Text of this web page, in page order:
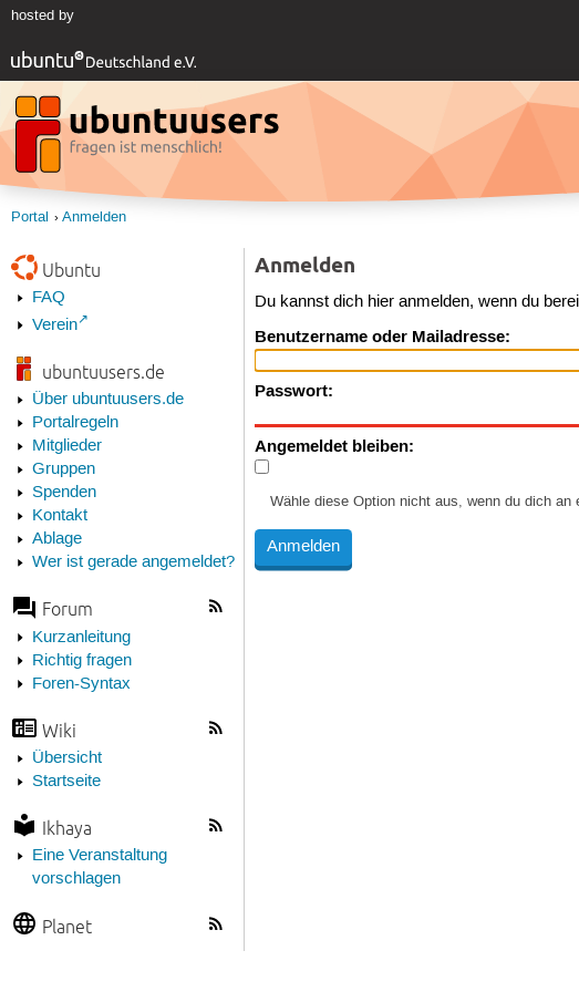
hosted by
Portal Anmelden
Ubuntu
FAQ
Verein
ubuntuusers.de
Über ubuntuusers.de
Portalregeln
Mitglieder
Gruppen
Spenden
Kontakt
Ablage
Wer ist gerade angemeldet?
Forum
Kurzanleitung
Richtig fragen
Foren-Syntax
Wiki
Übersicht
Startseite
Ikhaya
Eine Veranstaltung
vorschlagen
Planet
Anmelden
Du kannst dich hier anmelden, wenn du
Benutzername oder Mailadresse:
Passwort:
Angemeldet bleiben:
Wähle diese Option nicht aus, wenn du dich